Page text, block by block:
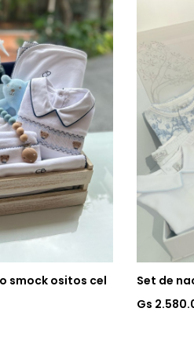
smock ositos cel
Set de
Gs